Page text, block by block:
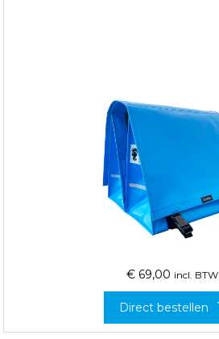
€ 69,00 incl. BTW
Direct bestellen